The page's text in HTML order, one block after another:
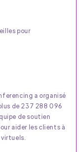
pour
a organisé
de 237 288 096
de soutien
aider les clients à